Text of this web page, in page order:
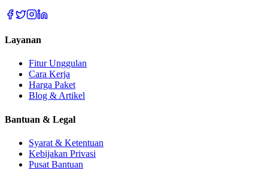
Layanan
Fitur Unggulan
Cara Kerja
Harga Paket
Blog & Artikel
Bantuan & Legal
Syarat & Ketentuan
Kebijakan Privasi
Pusat Bantuan